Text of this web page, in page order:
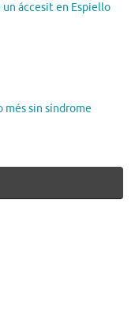
un áccesit en Espiello
més sin síndrome